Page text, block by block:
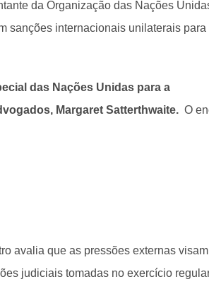
da Organização das Nações
sanções internacionais unilaterais para
das Nações Unidas para a
Margaret Satterthwaite. O
avalia que as pressões externas visam
judiciais tomadas no exercício